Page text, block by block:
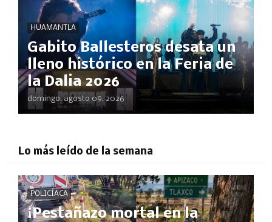
HUAMANTLA
Gabito Ballesteros desata un
lleno histórico en la Feria de
la Dalia 2026
domingo, agosto 09, 2026
Lo más leído de la semana
POLICÍACA
¡Pestañazo mortal en la